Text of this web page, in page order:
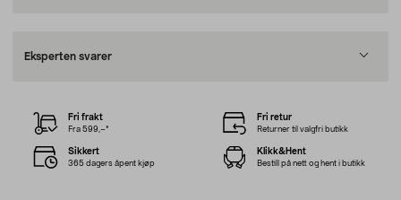
Eksperten svarer
Fri frakt
Fra 599,–*
Fri retur
Returner til valgfri butikk
Sikkert
365 dagers åpent kjøp
Klikk&Hent
Bestill på nett og hent i butikk